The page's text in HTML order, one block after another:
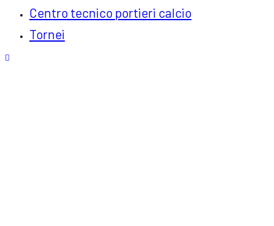
Centro tecnico portieri calcio
Tornei